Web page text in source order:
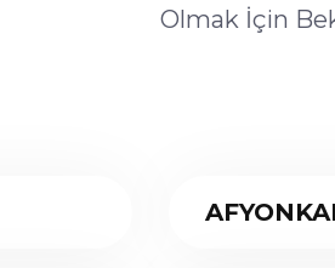
Olmak İçin